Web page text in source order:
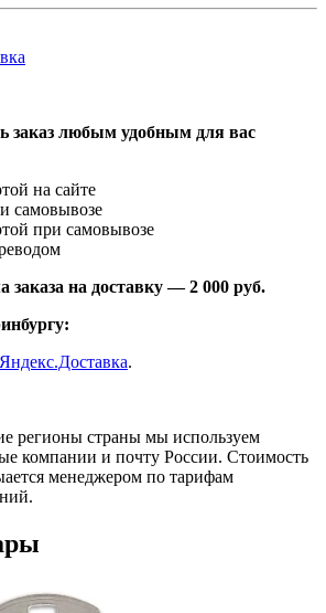
заказ любым удобным для вас
на сайте
самовывозе
при самовывозе
на доставку — 2 000 руб.
Яндекс.Доставка.
регионы страны мы используем
компании и почту России. Стоимость
менеджером по тарифам